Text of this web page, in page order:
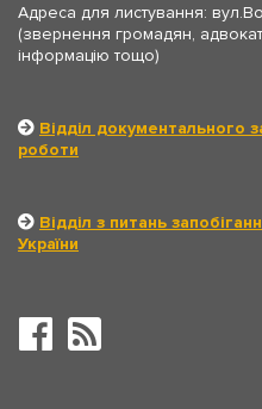
Адреса для листування:
(звернення громадян,
інформацію тощо)
Відділ документального
роботи
Відділ з питань
України